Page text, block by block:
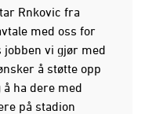
Rnkovic fra
med oss for
jobben vi gjør med
å støtte opp
ha dere med
på stadion